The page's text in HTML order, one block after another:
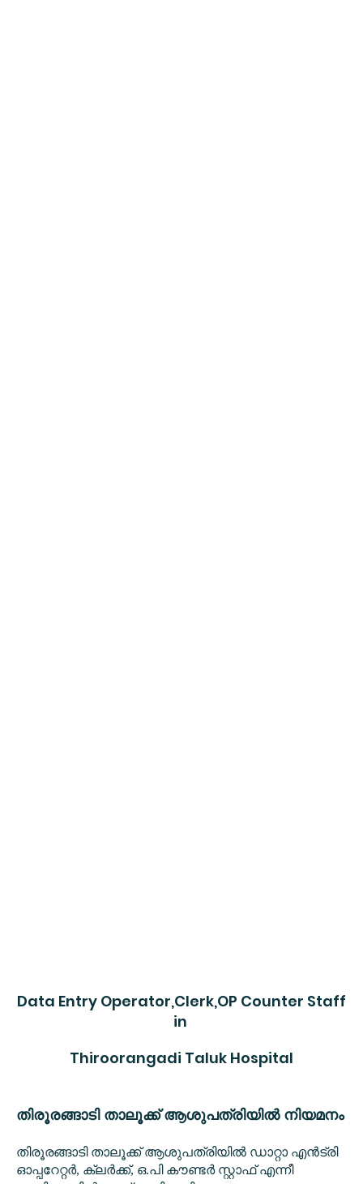
Data Entry Operator,Clerk,OP Counter Staff
in
Thiroorangadi Taluk Hospital
തിരൂരങ്ങാടി താലൂക്ക് ആശുപത്രിയിൽ നിയമനം
തിരൂരങ്ങാടി താലൂക്ക് ആശുപത്രിയിൽ ഡാറ്റാ എൻട്രി
ഓപ്പറേറ്റർ, ക്ലർക്ക്, ഒ.പി കൗണ്ടർ സ്റ്റാഫ് എന്നീ